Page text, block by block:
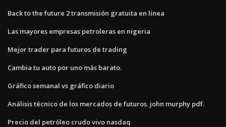
Back to the future 2 transmisión gratuita en línea
Las mayores empresas petroleras en nigeria
Mejor trader para futuros de trading
Cambia tu auto por uno más barato.
Gráfico semanal vs gráfico diario
Análisis técnico de los mercados de futuros. john murphy pdf.
Precio del petróleo crudo vivo nasdaq